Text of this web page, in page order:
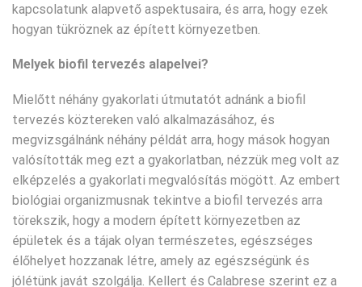
kapcsolatunk alapvető aspektusaira, és arra, hogy ezek
hogyan tükröznek az épített környezetben.
Melyek biofil tervezés alapelvei?
Mielőtt néhány gyakorlati útmutatót adnánk a biofil
tervezés köztereken való alkalmazásához, és
megvizsgálnánk néhány példát arra, hogy mások hogyan
valósították meg ezt a gyakorlatban, nézzük meg volt az
elképzelés a gyakorlati megvalósítás mögött. Az embert
biológiai organizmusnak tekintve a biofil tervezés arra
törekszik, hogy a modern épített környezetben az
épületek és a tájak olyan természetes, egészséges
élőhelyet hozzanak létre, amely az egészségünk és
jólétünk javát szolgálja. Kellert és Calabrese szerint ez a